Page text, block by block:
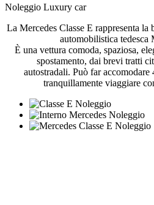
Noleggio Luxury car
La Mercedes Classe E rappresenta la
automobilistica tedesca
È una vettura comoda, spaziosa,
spostamento, dai brevi tratti
autostradali. Può far accomodare
tranquillamente viaggiare